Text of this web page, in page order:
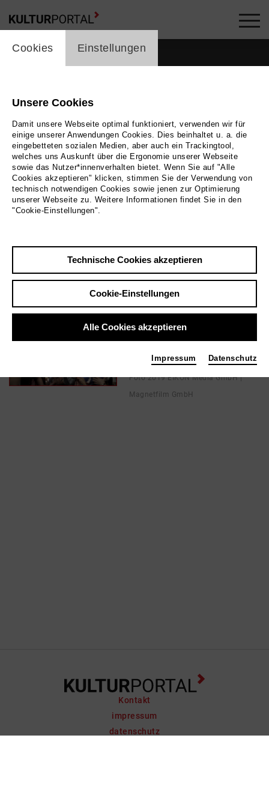
Zurück|Übersicht
In Filmen / Medien wie ...
ALKOHOL – Der globale
Rausch | 2019
Kamera
Foto 2019 EIKON Media GmbH |
Magnetfilm GmbH
Kontakt
impressum
datenschutz
cookie_layer
Cookies Einstellungen
Unsere Cookies
Damit unsere Webseite optimal funktioniert, verwenden wir für
einige unserer Anwendungen Cookies. Dies beinhaltet u. a. die
eingebetteten sozialen Medien, aber auch ein Trackingtool,
welches uns Auskunft über die Ergonomie unserer Webseite
sowie das Nutzer*innenverhalten bietet. Wenn Sie auf "Alle
Cookies akzeptieren" klicken, stimmen Sie der Verwendung von
technisch notwendigen Cookies sowie jenen zur Optimierung
unserer Webseite zu. Weitere Informationen findet Sie in den
"Cookie-Einstellungen".
Technische Cookies akzeptieren
Cookie-Einstellungen
Alle Cookies akzeptieren
Impressum Datenschutz